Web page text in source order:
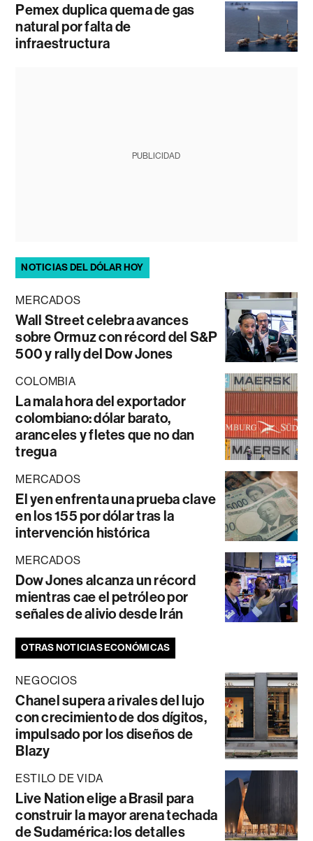
Pemex duplica quema de gas
natural por falta de
infraestructura
PUBLICIDAD
NOTICIAS DEL DÓLAR HOY
MERCADOS
Wall Street celebra avances
sobre Ormuz con récord del S&P
500 y rally del Dow Jones
COLOMBIA
La mala hora del exportador
colombiano: dólar barato,
aranceles y fletes que no dan
tregua
MERCADOS
El yen enfrenta una prueba clave
en los 155 por dólar tras la
intervención histórica
MERCADOS
Dow Jones alcanza un récord
mientras cae el petróleo por
señales de alivio desde Irán
OTRAS NOTICIAS ECONÓMICAS
NEGOCIOS
Chanel supera a rivales del lujo
con crecimiento de dos dígitos,
impulsado por los diseños de
Blazy
ESTILO DE VIDA
Live Nation elige a Brasil para
construir la mayor arena techada
de Sudamérica: los detalles